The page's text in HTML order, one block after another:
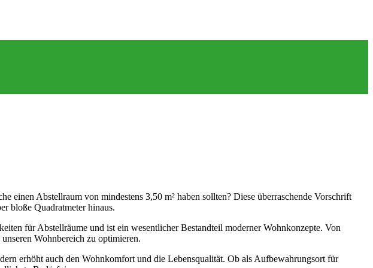
einen Abstellraum von mindestens 3,50 m² haben sollten? Diese überraschende Vorschrift
bloße Quadratmeter hinaus.
für Abstellräume und ist ein wesentlicher Bestandteil moderner Wohnkonzepte. Von
Wohnbereich zu optimieren.
erhöht auch den Wohnkomfort und die Lebensqualität. Ob als Aufbewahrungsort für